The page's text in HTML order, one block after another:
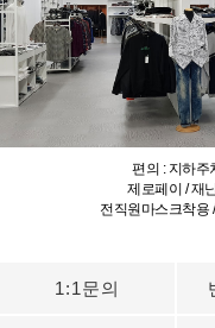
편의 : 지하주
제로페이 / 재
전직원마스크착용
1:1문의